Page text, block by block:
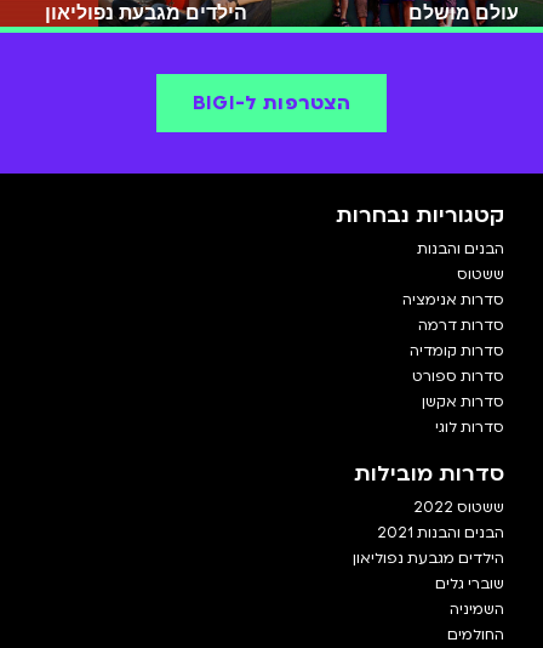
עולם מושלם הילדים מגבעת נפוליאון
הצטרפות ל-BIGI
קטגוריות נבחרות
הבנים והבנות
ששטוס
סדרות אנימציה
סדרות דרמה
סדרות קומדיה
סדרות ספורט
סדרות אקשן
סדרות לוגי
סדרות מובילות
ששטוס 2022
הבנים והבנות 2021
הילדים מגבעת נפוליאון
שוברי גלים
השמיניה
החולמים